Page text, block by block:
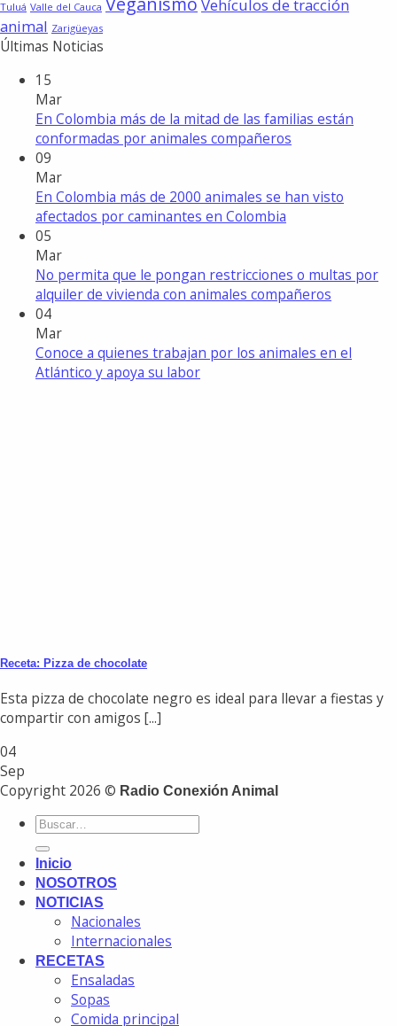
Tuluá Valle del Cauca
Vehículos de tracción
animal Zarigüeyas
Últimas Noticias
15
Mar
En Colombia más de la mitad de las familias están
conformadas por animales compañeros
09
Mar
En Colombia más de 2000 animales se han visto
afectados por caminantes en Colombia
05
Mar
No permita que le pongan restricciones o multas por
alquiler de vivienda con animales compañeros
04
Mar
Conoce a quienes trabajan por los animales en el
Atlántico y apoya su labor
Receta: Pizza de chocolate
Esta pizza de chocolate negro es ideal para llevar a fiestas y
compartir con amigos [...]
04
Sep
Copyright 2026 © Radio Conexión Animal
Inicio
NOSOTROS
NOTICIAS
Nacionales
Internacionales
RECETAS
Ensaladas
Sopas
Comida principal